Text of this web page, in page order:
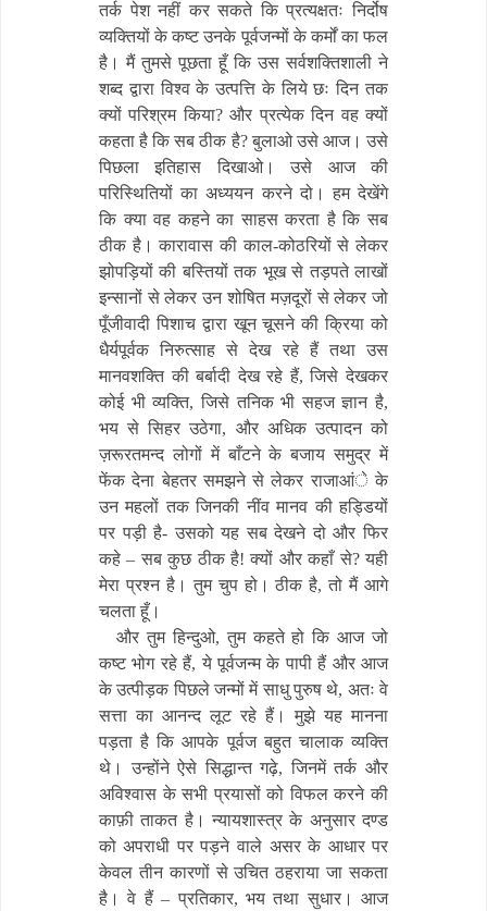
तर्क पेश नहीं कर सकते कि प्रत्यक्षतः निर्दोष
व्यक्तियों के कष्ट उनके पूर्वजन्मों के कर्मों का फल
है। मैं तुमसे पूछता हूँ कि उस सर्वशक्तिशाली ने
शब्द द्वारा विश्व के उत्पत्ति के लिये छः दिन तक
क्यों परिश्रम किया? और प्रत्येक दिन वह क्यों
कहता है कि सब ठीक है? बुलाओ उसे आज। उसे
पिछला इतिहास दिखाओ। उसे आज की
परिस्थितियों का अध्ययन करने दो। हम देखेंगे
कि क्या वह कहने का साहस करता है कि सब
ठीक है। कारावास की काल-कोठरियों से लेकर
झोपड़ियों की बस्तियों तक भूख से तड़पते लाखों
इन्सानों से लेकर उन शोषित मज़दूरों से लेकर जो
पूँजीवादी पिशाच द्वारा खून चूसने की क्रिया को
धैर्यपूर्वक निरुत्साह से देख रहे हैं तथा उस
मानवशक्ति की बर्बादी देख रहे हैं, जिसे देखकर
कोई भी व्यक्ति, जिसे तनिक भी सहज ज्ञान है,
भय से सिहर उठेगा, और अधिक उत्पादन को
ज़रूरतमन्द लोगों में बाँटने के बजाय समुद्र में
फेंक देना बेहतर समझने से लेकर राजाआंे के
उन महलों तक जिनकी नींव मानव की हड्डियों
पर पड़ी है- उसको यह सब देखने दो और फिर
कहे – सब कुछ ठीक है! क्यों और कहाँ से? यही
मेरा प्रश्न है। तुम चुप हो। ठीक है, तो मैं आगे
चलता हूँ।
और तुम हिन्दुओ, तुम कहते हो कि आज जो
कष्ट भोग रहे हैं, ये पूर्वजन्म के पापी हैं और आज
के उत्पीड़क पिछले जन्मों में साधु पुरुष थे, अतः वे
सत्ता का आनन्द लूट रहे हैं। मुझे यह मानना
पड़ता है कि आपके पूर्वज बहुत चालाक व्यक्ति
थे। उन्होंने ऐसे सिद्धान्त गढ़े, जिनमें तर्क और
अविश्वास के सभी प्रयासों को विफल करने की
काफ़ी ताकत है। न्यायशास्त्र के अनुसार दण्ड
को अपराधी पर पड़ने वाले असर के आधार पर
केवल तीन कारणों से उचित ठहराया जा सकता
है। वे हैं – प्रतिकार, भय तथा सुधार। आज